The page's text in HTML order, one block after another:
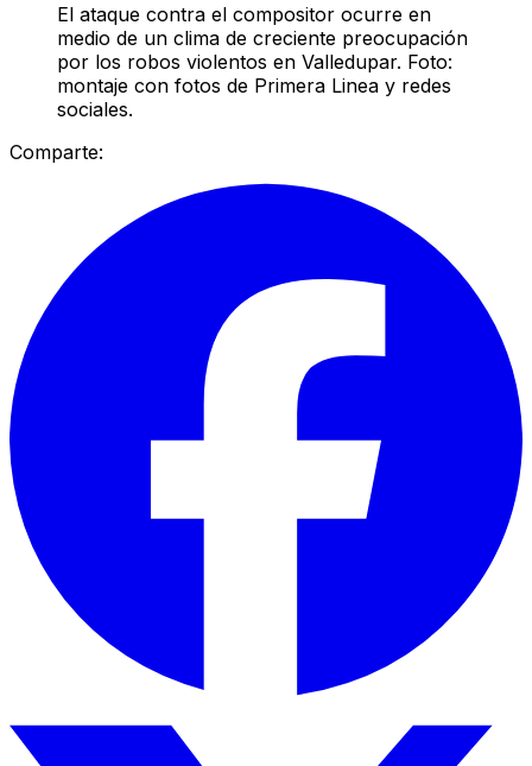
El ataque contra el compositor ocurre en
medio de un clima de creciente preocupación
por los robos violentos en Valledupar. Foto:
montaje con fotos de Primera Linea y redes
sociales.
Comparte: